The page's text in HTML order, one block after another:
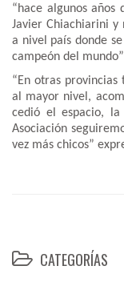
“hace algunos
Javier Chiachiarini y
a nivel país donde
campeón del mundo”
“En otras
al mayor nivel,
cedió el espacio,
Asociación
vez más chicos”
CATEGORÍAS